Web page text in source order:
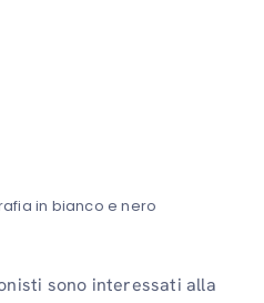
in bianco e nero
sono interessati alla